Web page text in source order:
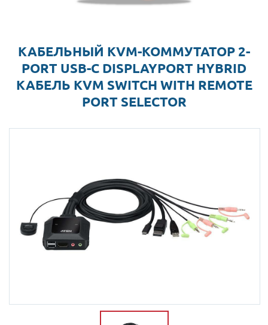
КАБЕЛЬНЫЙ KVM-КОММУТАТОР 2-
PORT USB-C DISPLAYPORT HYBRID
КАБЕЛЬ KVM SWITCH WITH REMOTE
PORT SELECTOR